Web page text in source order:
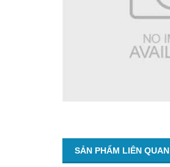
SẢN PHẨM LIÊN QUAN